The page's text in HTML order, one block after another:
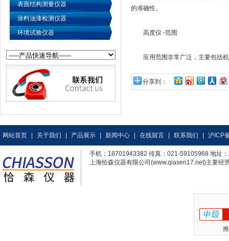
表面结构测量仪器
涂料油漆检测仪器
环境试验仪器
的准确性。
高度仪 -范围
应用范围非常广泛，主要包括机
分享到：
网站首页 关于我们 产品展示 新闻中心 在线留言 联系我们 沪ICP
手机：18701943382 传真：021-59105968 地址
上海恰森仪器有限公司(www.qiasen17.net)主要经